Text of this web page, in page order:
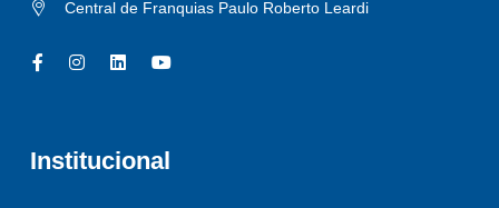
Central de Franquias Paulo Roberto Leardi
Institucional